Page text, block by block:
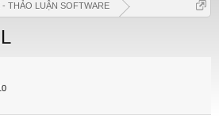
- THẢO LUẬN SOFTWARE